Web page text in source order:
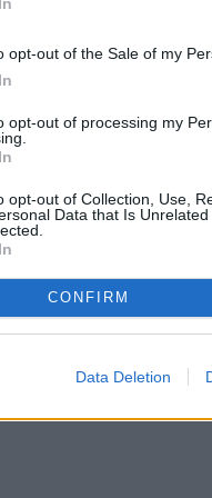
opt-out of the Sale of my
opt-out of processing my
opt-out of Collection, Use,
Data that Is
CONFIRM
Data Deletion
PRL-u